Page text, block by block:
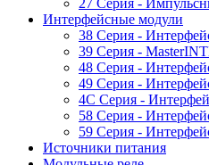
27 Серия -
Интерфейсные модули
38 Cерия -
39 Cерия -
48 Cерия -
49 Серия -
4C Серия -
58 Серия -
59 Серия -
Источники питания